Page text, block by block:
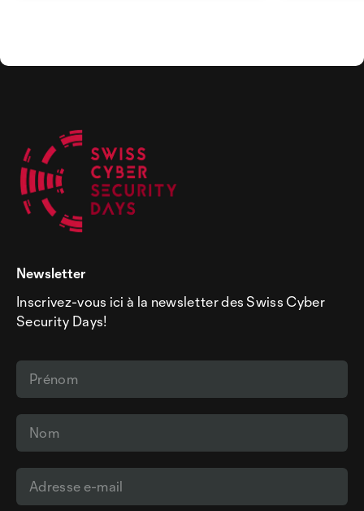
Newsletter
Inscrivez-vous ici à la newsletter des Swiss Cyber
Security Days!